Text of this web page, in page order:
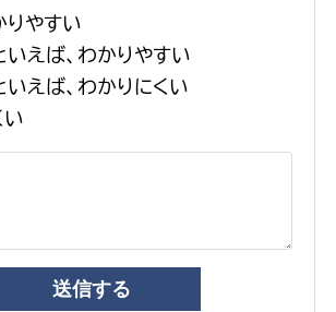
りやすい
いえば、わかりやすい
いえば、わかりにくい
い